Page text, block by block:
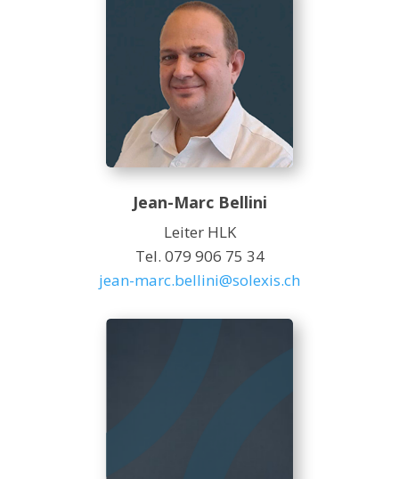
Jean-Marc Bellini
Leiter HLK
Tel. 079 906 75 34
jean-marc.bellini@solexis.ch